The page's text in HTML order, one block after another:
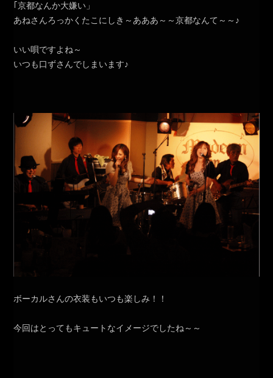
｢京都なんか大嫌い」
あねさんろっかくたこにしき～あああ～～京都なんて～～♪
いい唄ですよね～
いつも口ずさんでしまいます♪
ボーカルさんの衣装もいつも楽しみ！！
今回はとってもキュートなイメージでしたね～～